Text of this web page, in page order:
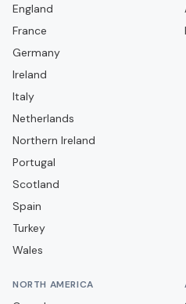
CA Osasuna
CD Castellón
CD Lugo
CD Mirandés
CD Navalcarnero
England
France
Germany
Ireland
Italy
Netherlands
Northern Ireland
Portugal
Scotland
Spain
Turkey
Wales
NORTH AMERICA